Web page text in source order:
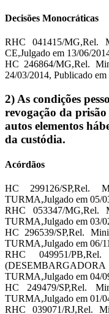
Decisões Monocráticas
RHC 041415/MG,Rel.
CE,Julgado em 13/06/
HC 246864/MG,Rel.
24/03/2014, Publicado
2) As condições
revogação da
autos elementos
da custódia.
Acórdãos
HC 299126/SP,Rel.
TURMA,Julgado em 05/
RHC 053347/
TURMA,Julgado em 03/
HC 296539/SP,Rel.
TURMA,Julgado em 06/
RHC 049951/
TURMA,Julgado em 04/
HC 249479/SP,Rel.
TURMA,Julgado em 01/
RHC 039071/RJ,Rel.